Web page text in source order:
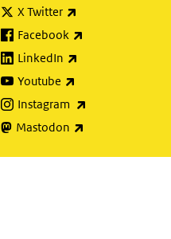
X Twitter
Facebook
LinkedIn
Youtube
Instagram
Mastodon